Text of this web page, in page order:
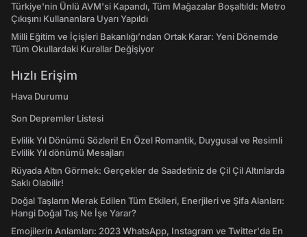
Türkiye'nin Ünlü AVM'si Kapandı, Tüm Mağazalar Boşaltıldı: Metro
Çıkışını Kullananlara Uyarı Yapıldı
Milli Eğitim ve İçişleri Bakanlığı’ndan Ortak Karar: Yeni Dönemde
Tüm Okullardaki Kurallar Değişiyor
Hızlı Erişim
Hava Durumu
Son Depremler Listesi
Evlilik Yıl Dönümü Sözleri! En Özel Romantik, Duygusal ve Resimli
Evlilik Yıl dönümü Mesajları
Rüyada Altın Görmek: Gerçekler de Saadetiniz de Çil Çil Altınlarda
Saklı Olabilir!
Doğal Taşların Merak Edilen Tüm Etkileri, Enerjileri ve Şifa Alanları:
Hangi Doğal Taş Ne İşe Yarar?
Emojilerin Anlamları: 2023 WhatsApp, Instagram ve Twitter'da En